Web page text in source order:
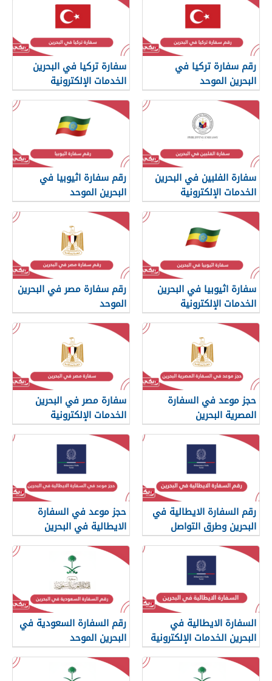
رقم سفارة تركيا في
البحرين الموحد
سفارة تركيا في البحرين
الخدمات الإلكترونية
سفارة الفلبين في البحرين
الخدمات الإلكترونية
رقم سفارة اثيوبيا في
البحرين الموحد
سفارة اثيوبيا في البحرين
الخدمات الإلكترونية
رقم سفارة مصر في البحرين
الموحد
حجز موعد في السفارة
المصرية البحرين
سفارة مصر في البحرين
الخدمات الإلكترونية
رقم السفارة الايطالية في
البحرين وطرق التواصل
حجز موعد في السفارة
الايطالية في البحرين
السفارة الايطالية في
البحرين الخدمات الإلكترونية
رقم السفارة السعودية في
البحرين الموحد